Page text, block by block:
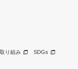
り組み SDGs